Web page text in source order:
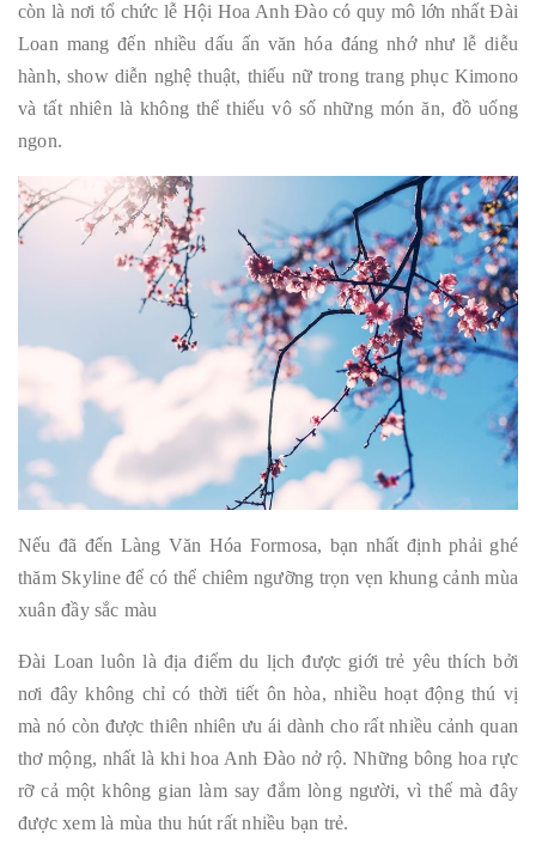
còn là nơi tổ chức lễ Hội Hoa Anh Đào có quy mô lớn nhất Đài
Loan mang đến nhiều dấu ấn văn hóa đáng nhớ như lễ diễu
hành, show diễn nghệ thuật, thiếu nữ trong trang phục Kimono
và tất nhiên là không thể thiếu vô số những món ăn, đồ uống
ngon.
Nếu đã đến Làng Văn Hóa Formosa, bạn nhất định phải ghé
thăm Skyline để có thể chiêm ngưỡng trọn vẹn khung cảnh mùa
xuân đầy sắc màu
Đài Loan luôn là địa điểm du lịch được giới trẻ yêu thích bởi
nơi đây không chỉ có thời tiết ôn hòa, nhiều hoạt động thú vị
mà nó còn được thiên nhiên ưu ái dành cho rất nhiều cảnh quan
thơ mộng, nhất là khi hoa Anh Đào nở rộ. Những bông hoa rực
rỡ cả một không gian làm say đắm lòng người, vì thế mà đây
được xem là mùa thu hút rất nhiều bạn trẻ.